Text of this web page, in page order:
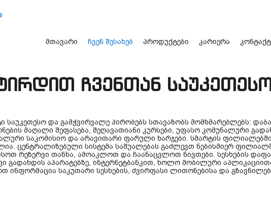
მთავარი ჩვენ შესახებ პროდუქტები კარიერა
ჩვენთან
საუკეთესო და გამჭვირვალე პირობებს სთავაზობს მომხმარებლებს:
მაღალი შეფასება, შეღავათიანი კურსები, უფასო კომუნალური
საკომისიო და არავითარი ფარული ხარჯები. სმარტის
ცენტრალიზებული სისტემა საშუალებას გაძლევთ ნებისმიერ
რეზერვი თანხა, ამოაკლოთ და ჩაანაცვლოთ ნივთები. სესხების
გადახდის აპარატებზე, ინტერნეტბანკით, ხოლო მობილური
ინფორმაცია საკუთარი სესხების, ძვირფასი ლითონებისა და